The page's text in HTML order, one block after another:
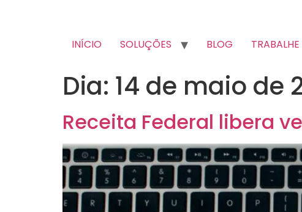
INÍCIO SOLUÇÕES BLOG
Dia: 14 de maio de
Receita Federal libera